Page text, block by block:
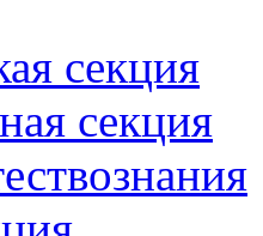
секция
секция